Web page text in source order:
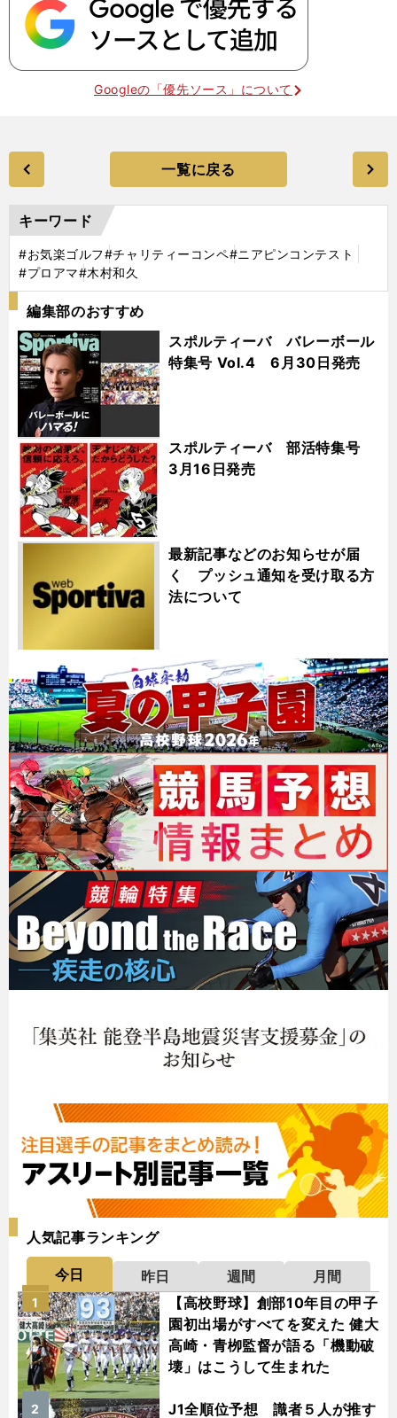
Googleの「優先ソース」について
一覧に戻る
キーワード
#お気楽ゴルフ#チャリティーコンペ#ニアピンコンテスト
#プロアマ#木村和久
編集部のおすすめ
スポルティーバ バレーボール
特集号 Vol.4 6月30日発売
スポルティーバ 部活特集号
3月16日発売
最新記事などのお知らせが届
く プッシュ通知を受け取る方
法について
人気記事ランキング
今日 昨日 週間
月間
【高校野球】創部10年目の甲子
園初出場がすべてを変えた 健大
高崎・青栁監督が語る「機動破
壊」はこうして生まれた
1
J1全順位予想 識者５人が推す
2